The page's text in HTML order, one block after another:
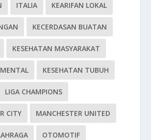
ITALIA KEARIFAN LOKAL
KECERDASAN BUATAN
KESEHATAN MASYARAKAT
KESEHATAN TUBUH
LIGA CHAMPIONS
CITY MANCHESTER UNITED
OTOMOTIF